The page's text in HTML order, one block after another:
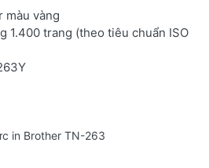
màu vàng
1.400 trang (theo tiêu chuẩn ISO
in Brother TN-263